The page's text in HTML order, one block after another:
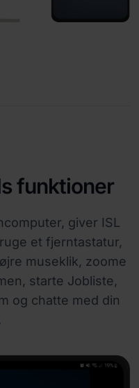
funktioner
giver ISL
et fjerntastatur,
museklik, zoome
starte Jobliste,
og chatte med din